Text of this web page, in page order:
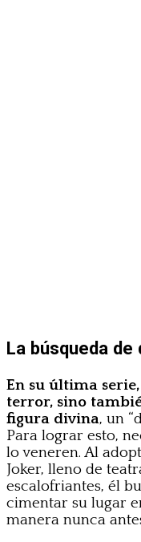
La búsqueda de
En su última
terror, sino
figura divina, un
Para lograr esto,
lo veneren. Al
Joker, lleno de
escalofriantes, él
cimentar su lugar
manera nunca